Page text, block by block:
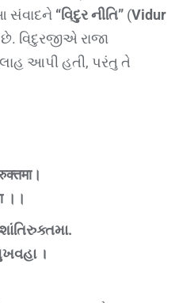
સંવાદને “વિદુર નીતિ” (Vidur
વિદુરજીએ રાજા
આપી હતી, પરંતુ તે
।।
।